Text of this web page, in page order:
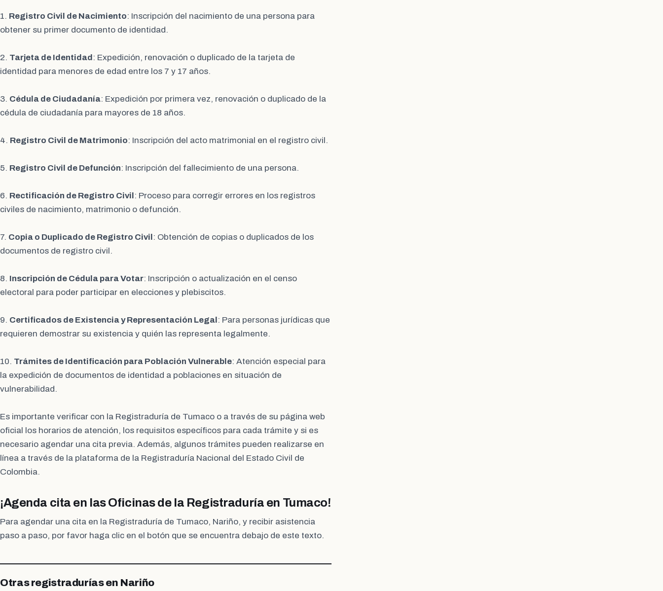
1. Registro Civil de Nacimiento: Inscripción del nacimiento de una persona para
obtener su primer documento de identidad.
2. Tarjeta de Identidad : Expedición, renovación o duplicado de la tarjeta de
identidad para menores de edad entre los 7 y 17 años.
3. Cédula de Ciudadanía: Expedición por primera vez, renovación o duplicado de la
cédula de ciudadanía para mayores de 18 años.
4. Registro Civil de Matrimonio: Inscripción del acto matrimonial en el registro civil.
5. Registro Civil de Defunción: Inscripción del fallecimiento de una persona.
6. Rectificación de Registro Civil : Proceso para corregir errores en los registros
civiles de nacimiento, matrimonio o defunción.
7. Copia o Duplicado de Registro Civil : Obtención de copias o duplicados de los
documentos de registro civil.
8. Inscripción de Cédula para Votar: Inscripción o actualización en el censo
electoral para poder participar en elecciones y plebiscitos.
9. Certificados de Existencia y Representación Legal : Para personas jurídicas que
requieren demostrar su existencia y quién las representa legalmente.
10. Trámites de Identificación para Población Vulnerable: Atención especial para
la expedición de documentos de identidad a poblaciones en situación de
vulnerabilidad.
Es importante verificar con la Registraduría de Tumaco o a través de su página web
oficial los horarios de atención, los requisitos específicos para cada trámite y si es
necesario agendar una cita previa. Además, algunos trámites pueden realizarse en
línea a través de la plataforma de la Registraduría Nacional del Estado Civil de
Colombia.
¡Agenda cita en las Oficinas de la Registraduría en Tumaco!
Para agendar una cita en la Registraduría de Tumaco, Nariño, y recibir asistencia
paso a paso, por favor haga clic en el botón que se encuentra debajo de este texto.
Otras registradurías en Nariño